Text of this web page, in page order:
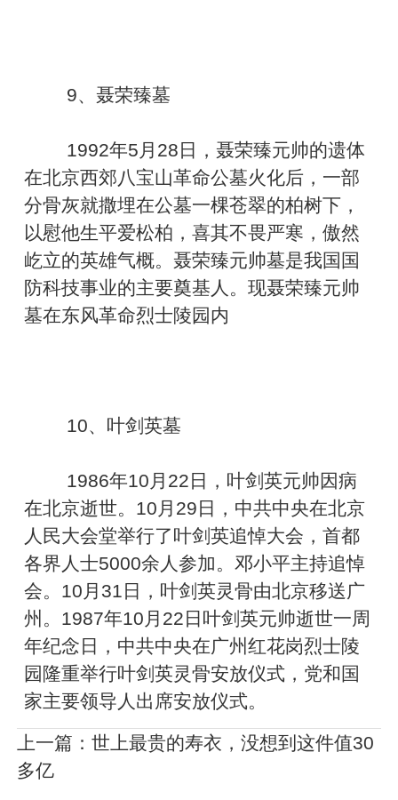
9、聂荣臻墓
1992年5月28日，聂荣臻元帅的遗体
在北京西郊八宝山革命公墓火化后，一部
分骨灰就撒埋在公墓一棵苍翠的柏树下，
以慰他生平爱松柏，喜其不畏严寒，傲然
屹立的英雄气概。聂荣臻元帅墓是我国国
防科技事业的主要奠基人。现聂荣臻元帅
墓在东风革命烈士陵园内
10、叶剑英墓
1986年10月22日，叶剑英元帅因病
在北京逝世。10月29日，中共中央在北京
人民大会堂举行了叶剑英追悼大会，首都
各界人士5000余人参加。邓小平主持追悼
会。10月31日，叶剑英灵骨由北京移送广
州。1987年10月22日叶剑英元帅逝世一周
年纪念日，中共中央在广州红花岗烈士陵
园隆重举行叶剑英灵骨安放仪式，党和国
家主要领导人出席安放仪式。
上一篇：世上最贵的寿衣，没想到这件值30
多亿